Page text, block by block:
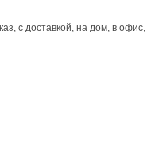
с доставкой, на дом, в